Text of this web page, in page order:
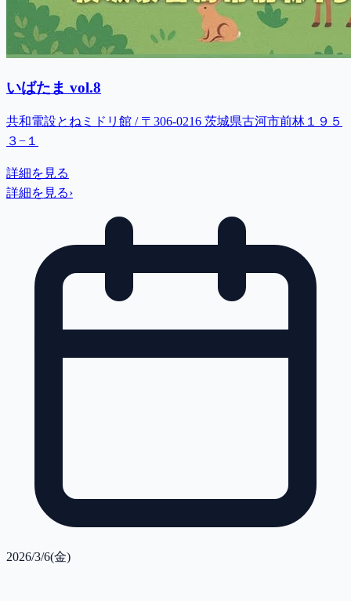
いばたま vol.8
共和電設とねミドリ館 / 〒306-0216 茨城県古河市前林１９５
３−１
詳細を見る
詳細を見る›
2026/3/6(金)